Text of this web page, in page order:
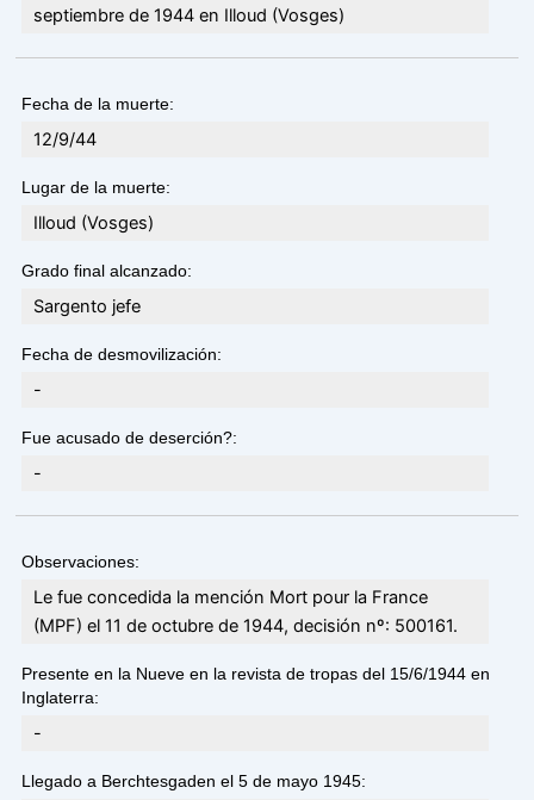
septiembre de 1944 en Illoud (Vosges)
Fecha de la muerte:
12/9/44
Lugar de la muerte:
Illoud (Vosges)
Grado final alcanzado:
Sargento jefe
Fecha de desmovilización:
-
Fue acusado de deserción?:
-
Observaciones:
Le fue concedida la mención Mort pour la France
(MPF) el 11 de octubre de 1944, decisión nº: 500161.
Presente en la Nueve en la revista de tropas del 15/6/1944 en
Inglaterra:
-
Llegado a Berchtesgaden el 5 de mayo 1945: